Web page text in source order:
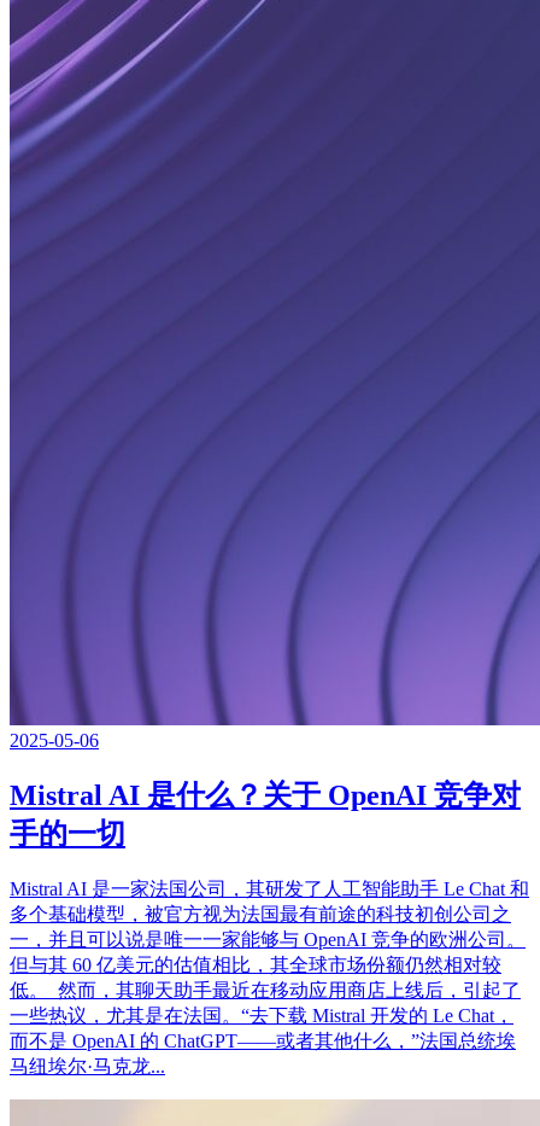
2025-05-06
Mistral AI 是什么？关于 OpenAI 竞争对
手的一切
Mistral AI 是一家法国公司，其研发了人工智能助手 Le Chat 和
多个基础模型，被官方视为法国最有前途的科技初创公司之
一，并且可以说是唯一一家能够与 OpenAI 竞争的欧洲公司。
但与其 60 亿美元的估值相比，其全球市场份额仍然相对较
低。 然而，其聊天助手最近在移动应用商店上线后，引起了
一些热议，尤其是在法国。“去下载 Mistral 开发的 Le Chat，
而不是 OpenAI 的 ChatGPT——或者其他什么，”法国总统埃
马纽埃尔·马克龙...